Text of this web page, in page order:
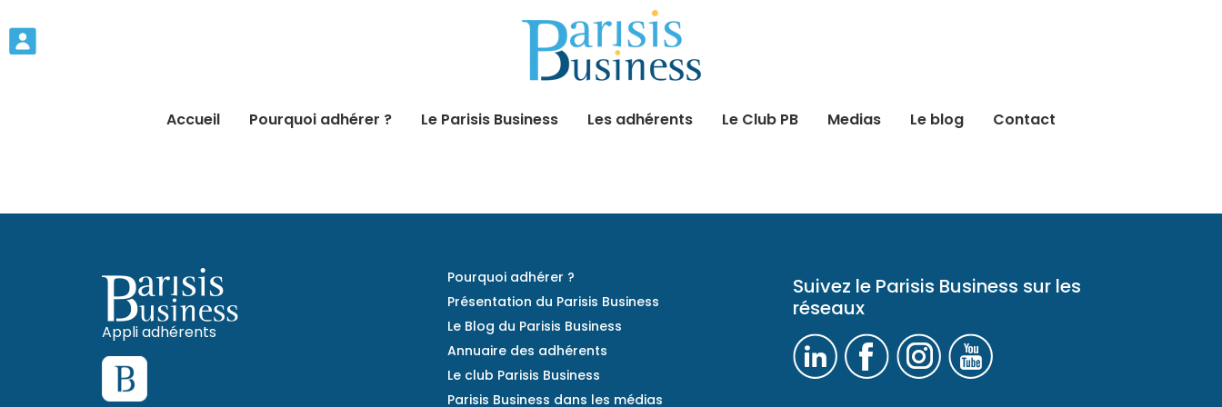
Accueil Pourquoi adhérer ? Le Parisis Business Les adhérents Le Club PB Medias Le blog Contact
Appli adhérents
Pourquoi adhérer ?
Présentation du Parisis Business
Le Blog du Parisis Business
Annuaire des adhérents
Le club Parisis Business
Parisis Business dans les médias
Suivez le Parisis Business sur les
réseaux